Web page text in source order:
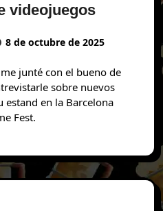
videojuegos
8 de octubre de 2025
sobre nuevos
estand en la Barcelona
Fest.